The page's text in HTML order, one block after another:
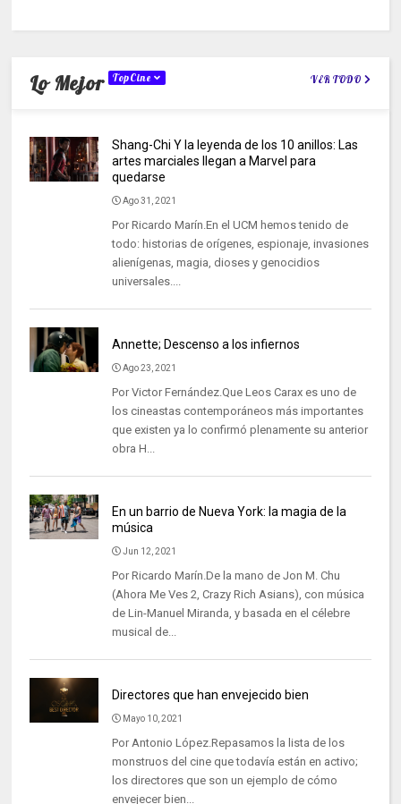
Lo Mejor TopCine VER TODO
Shang-Chi Y la leyenda de los 10 anillos: Las
artes marciales llegan a Marvel para
quedarse
Ago 31, 2021
Por Ricardo Marín.En el UCM hemos tenido de
todo: historias de orígenes, espionaje, invasiones
alienígenas, magia, dioses y genocidios
universales....
Annette; Descenso a los infiernos
Ago 23, 2021
Por Victor Fernández.Que Leos Carax es uno de
los cineastas contemporáneos más importantes
que existen ya lo confirmó plenamente su anterior
obra H...
En un barrio de Nueva York: la magia de la
música
Jun 12, 2021
Por Ricardo Marín.De la mano de Jon M. Chu
(Ahora Me Ves 2, Crazy Rich Asians), con música
de Lin-Manuel Miranda, y basada en el célebre
musical de...
Directores que han envejecido bien
Mayo 10, 2021
Por Antonio López.Repasamos la lista de los
monstruos del cine que todavía están en activo;
los directores que son un ejemplo de cómo
envejecer bien...